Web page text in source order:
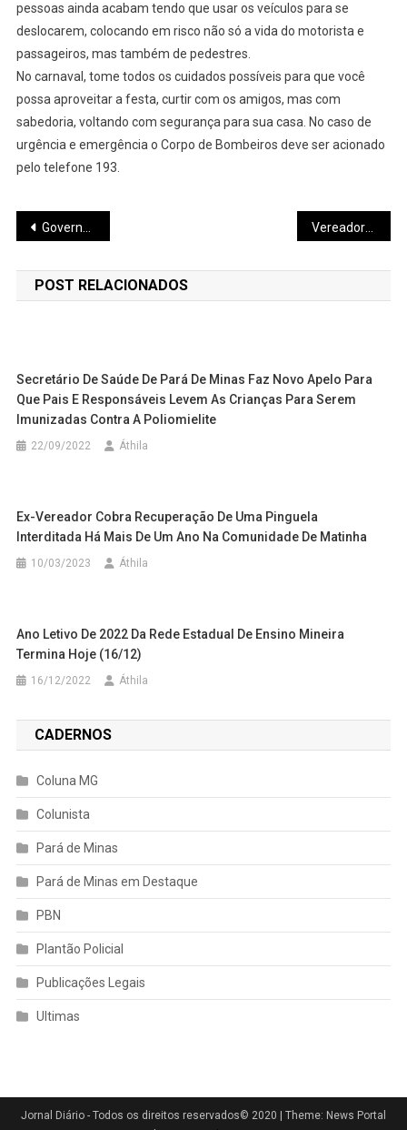
pessoas ainda acabam tendo que usar os veículos para se
deslocarem, colocando em risco não só a vida do motorista e
passageiros, mas também de pedestres.
No carnaval, tome todos os cuidados possíveis para que você
possa aproveitar a festa, curtir com os amigos, mas com
sabedoria, voltando com segurança para sua casa. No caso de
urgência e emergência o Corpo de Bombeiros deve ser acionado
pelo telefone 193.
Navegação
de
Post
Governo retoma consignado do Bolsa Família com novas regras
POST RELACIONADOS
Secretário De Saúde De Pará De Minas Faz Novo Apelo Para
Que Pais E Responsáveis Levem As Crianças Para Serem
Imunizadas Contra A Poliomielite
22/09/2022 Áthila
Ex-Vereador Cobra Recuperação De Uma Pinguela
Interditada Há Mais De Um Ano Na Comunidade De Matinha
10/03/2023 Áthila
Ano Letivo De 2022 Da Rede Estadual De Ensino Mineira
Termina Hoje (16/12)
16/12/2022 Áthila
CADERNOS
Coluna MG
Colunista
Pará de Minas
Pará de Minas em Destaque
PBN
Plantão Policial
Publicações Legais
Ultimas
Jornal Diário - Todos os direitos reservados© 2020
Theme: News Portal